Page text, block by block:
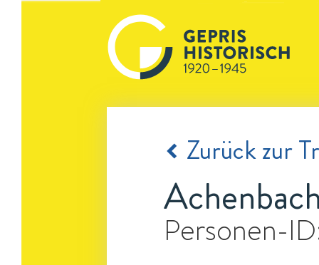
Zurück zur
Personen-